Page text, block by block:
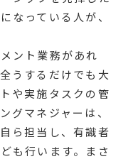
なっている人が、
ント業務があれ
うするだけでも大
や実施タスクの管
グマネジャーは、
ら担当し、有識者
も行います。まさ